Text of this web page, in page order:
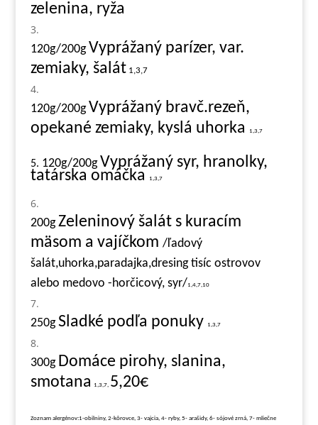
zelenina, ryža
120g/200gVyprážaný parízer, var.
zemiaky, šalát1,3,7
120g/200gVyprážaný bravč.rezeň,
opekané zemiaky, kyslá uhorka
1,3,7
5. 120g/200gVyprážaný syr, hranolky,
tatárska omáčka 1,3,7
200gZeleninový šalát s kuracím
mäsom a vajíčkom /ľadový
šalát,uhorka,paradajka,dresing tisíc ostrovov
alebo medovo -horčicový, syr/1,4,7,10
250g Sladké podľa ponuky 1,3,7
300g Domáce pirohy, slanina,
smotana
1,3,7, 5,20€
Zoznam alergénov:1-obilniny, 2-kôrovce, 3- vajcia, 4- ryby, 5- arašidy, 6- sójové zrná, 7- mliečne